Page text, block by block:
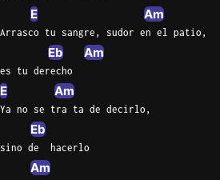
E Am
Arrasco tu sangre, sudor en el patio,
Eb Am
es tu derecho
E Am
Ya no se tra ta de decirlo,
Eb
sino de  hacerlo
Am